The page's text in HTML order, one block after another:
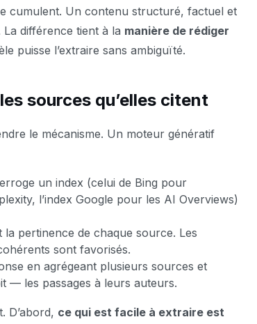
cumulent. Un contenu structuré, factuel et
différence tient à la manière de rédiger
puisse l’extraire sans ambiguïté.
sources qu’elles citent
le mécanisme. Un moteur génératif
un index (celui de Bing pour
l’index Google pour les AI Overviews)
la pertinence de chaque source. Les
sont favorisés.
en agrégeant plusieurs sources et
— les passages à leurs auteurs.
D’abord, ce qui est facile à extraire est